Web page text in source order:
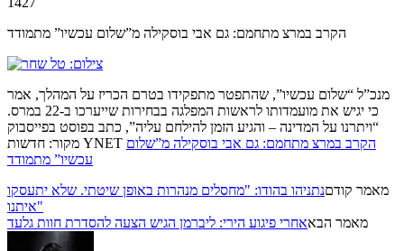
הקרב במרצ מתחמם: גם אבי בוסקילה מ”שלום עכשיו” מתמודד
מנכ”ל “שלום עכשיו”, שהתפטר מתפקידו בטרם הכריז על המהלך, אמר
כי יגיש את מועמדותו לראשות המפלגה בבחירות שייערכו ב-22 במרס.
“ויתרנו על המדינה – והגיע הזמן להילחם עליה”, כתב בפוסט בפייסבוק
מקור: חדשות YNET הקרב במרצ מתחמם: גם אבי בוסקילה מ”שלום
עכשיו” מתמודד
מאמר קודםנתניהו בהודו: "מחסלים מנהרות באופן שיטתי. שלא יתעסקו
איתנו"
מאמר הבאאחרי פיגוע הירי: ליברמן הגיש הצעה להסדרת חוות גלעד